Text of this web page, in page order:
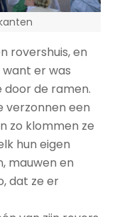
rovershuis, en
er was
door de ramen.
verzonnen een
zo klommen ze
hun eigen
mauwen en
dat ze er